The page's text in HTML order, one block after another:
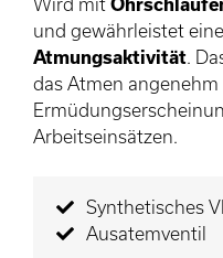
und gewährleistet eine
Atmungsaktivität.
das Atmen
Arbeitseinsätzen.
Synthetisches
Ausatemventil